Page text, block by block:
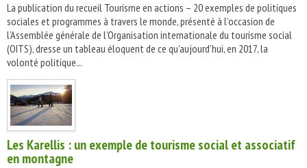
La publication du recueil Tourisme en actions – 20 exemples de politiques
sociales et programmes à travers le monde, présenté à l’occasion de
l’Assemblée générale de l’Organisation internationale du tourisme social
(OITS), dresse un tableau éloquent de ce qu'aujourd’hui, en 2017, la
volonté politique...
Les Karellis : un exemple de tourisme social et associatif
en montagne